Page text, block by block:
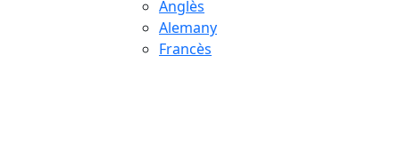
Anglès
Alemany
Francès